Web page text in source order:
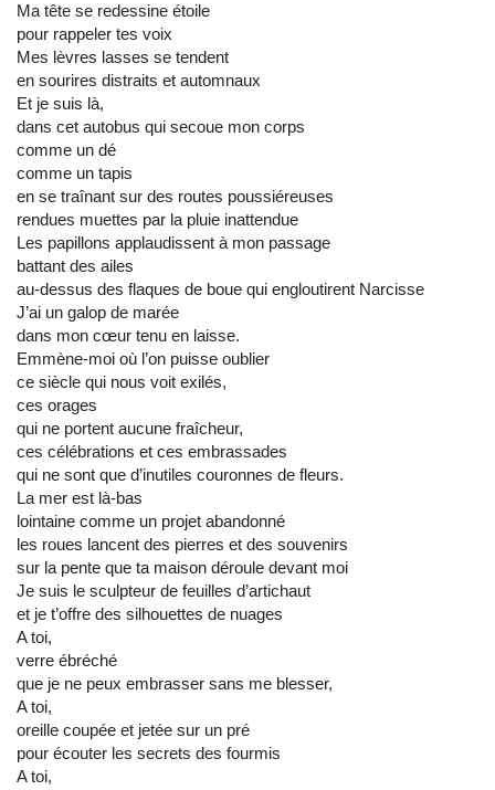
Ma tête se redessine étoile
pour rappeler tes voix
Mes lèvres lasses se tendent
en sourires distraits et automnaux
Et je suis là,
dans cet autobus qui secoue mon corps
comme un dé
comme un tapis
en se traînant sur des routes poussiéreuses
rendues muettes par la pluie inattendue
Les papillons applaudissent à mon passage
battant des ailes
au-dessus des flaques de boue qui engloutirent Narcisse
J’ai un galop de marée
dans mon cœur tenu en laisse.
Emmène-moi où l’on puisse oublier
ce siècle qui nous voit exilés,
ces orages
qui ne portent aucune fraîcheur,
ces célébrations et ces embrassades
qui ne sont que d’inutiles couronnes de fleurs.
La mer est là-bas
lointaine comme un projet abandonné
les roues lancent des pierres et des souvenirs
sur la pente que ta maison déroule devant moi
Je suis le sculpteur de feuilles d’artichaut
et je t’offre des silhouettes de nuages
A toi,
verre ébréché
que je ne peux embrasser sans me blesser,
A toi,
oreille coupée et jetée sur un pré
pour écouter les secrets des fourmis
A toi,